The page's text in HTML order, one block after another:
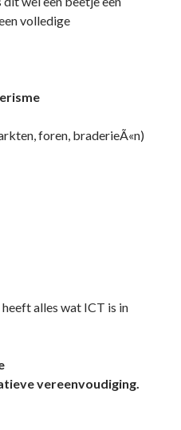
volledige
foren, braderieÃ«n)
alles wat ICT is in
vereenvoudiging.